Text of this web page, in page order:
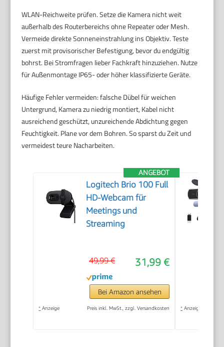
WLAN-Reichweite prüfen. Setze die Kamera nicht weit
außerhalb des Routerbereichs ohne Repeater oder Mesh.
Vermeide direkte Sonneneinstrahlung ins Objektiv. Teste
zuerst mit provisorischer Befestigung, bevor du endgültig
bohrst. Bei Stromfragen lieber Fachkraft hinzuziehen. Nutze
für Außenmontage IP65- oder höher klassifizierte Geräte.
Häufige Fehler vermeiden: falsche Dübel für weichen
Untergrund, Kamera zu niedrig montiert, Kabel nicht
ausreichend geschützt, unzureichende Abdichtung gegen
Feuchtigkeit. Plane vor dem Bohren. So sparst du Zeit und
vermeidest teure Nacharbeiten.
ANGEBOT
Logitech Brio 100 Full
HD-Webcam für
Meetings und
Streaming
31,99 €
49,99 €
Bei Amazon ansehen
* Anzeige Preis inkl. MwSt., zzgl. Versandkosten * Anzeige